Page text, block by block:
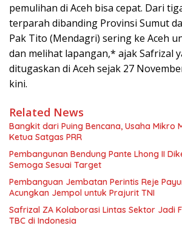
pemulihan di Aceh bisa cepat. Dari
terparah dibanding Provinsi Sumut
Pak Tito (Mendagri) sering ke Aceh
dan melihat lapangan,* ajak Safrizal
ditugaskan di Aceh sejak 27
kini.
Related News
Bangkit dari Puing Bencana, Usaha Mikro
Ketua Satgas PRR
Pembangunan Bendung Pante Lhong II
Semoga Sesuai Target
Pembanguan Jembatan Perintis Reje
Acungkan Jempol untuk Prajurit TNI
Safrizal ZA Kolaborasi Lintas Sektor Jadi
TBC di Indonesia